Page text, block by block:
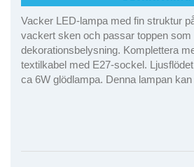
Vacker LED-lampa med fin struktur
vackert sken och passar toppen som
dekorationsbelysning. Komplettera
textilkabel med E27-sockel.
ca 6W glödlampa. Denna lampan